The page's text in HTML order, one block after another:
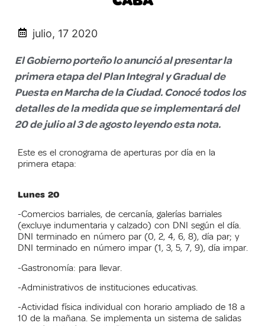
julio, 17 2020
El Gobierno porteño lo anunció al presentar la
primera etapa del Plan Integral y Gradual de
Puesta en Marcha de la Ciudad. Conocé todos los
detalles de la medida que se implementará del
20 de julio al 3 de agosto leyendo esta nota.
Este es el cronograma de aperturas por día en la
primera etapa:
Lunes 20
-Comercios barriales, de cercanía, galerías barriales
(excluye indumentaria y calzado) con DNI según el día.
DNI terminado en número par (0, 2, 4, 6, 8), día par; y
DNI terminado en número impar (1, 3, 5, 7, 9), día impar.
-Gastronomía: para llevar.
-Administrativos de instituciones educativas.
-Actividad física individual con horario ampliado de 18 a
10 de la mañana. Se implementa un sistema de salidas